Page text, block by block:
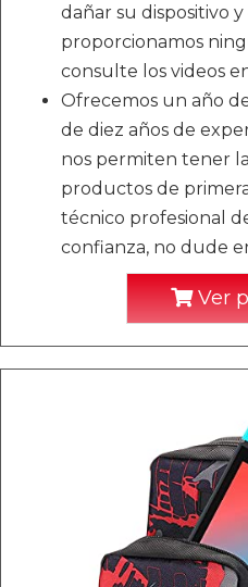
dañar su dispositivo
proporcionamos
consulte los videos
Ofrecemos un año
de diez años de
nos permiten tener
productos de
técnico profesional
confianza, no dude
Ver